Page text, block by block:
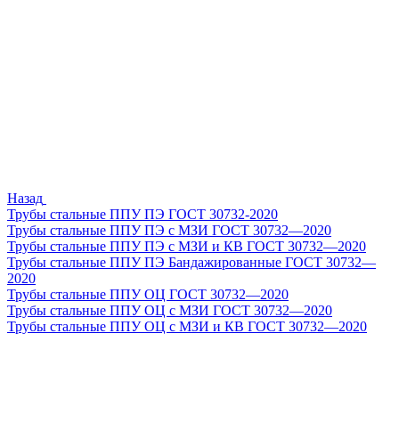
Назад
Трубы стальные ППУ ПЭ ГОСТ 30732-2020
Трубы стальные ППУ ПЭ с МЗИ ГОСТ 30732—2020
Трубы стальные ППУ ПЭ с МЗИ и КВ ГОСТ 30732—2020
Трубы стальные ППУ ПЭ Бандажированные ГОСТ 30732—
2020
Трубы стальные ППУ ОЦ ГОСТ 30732—2020
Трубы стальные ППУ ОЦ с МЗИ ГОСТ 30732—2020
Трубы стальные ППУ ОЦ с МЗИ и КВ ГОСТ 30732—2020